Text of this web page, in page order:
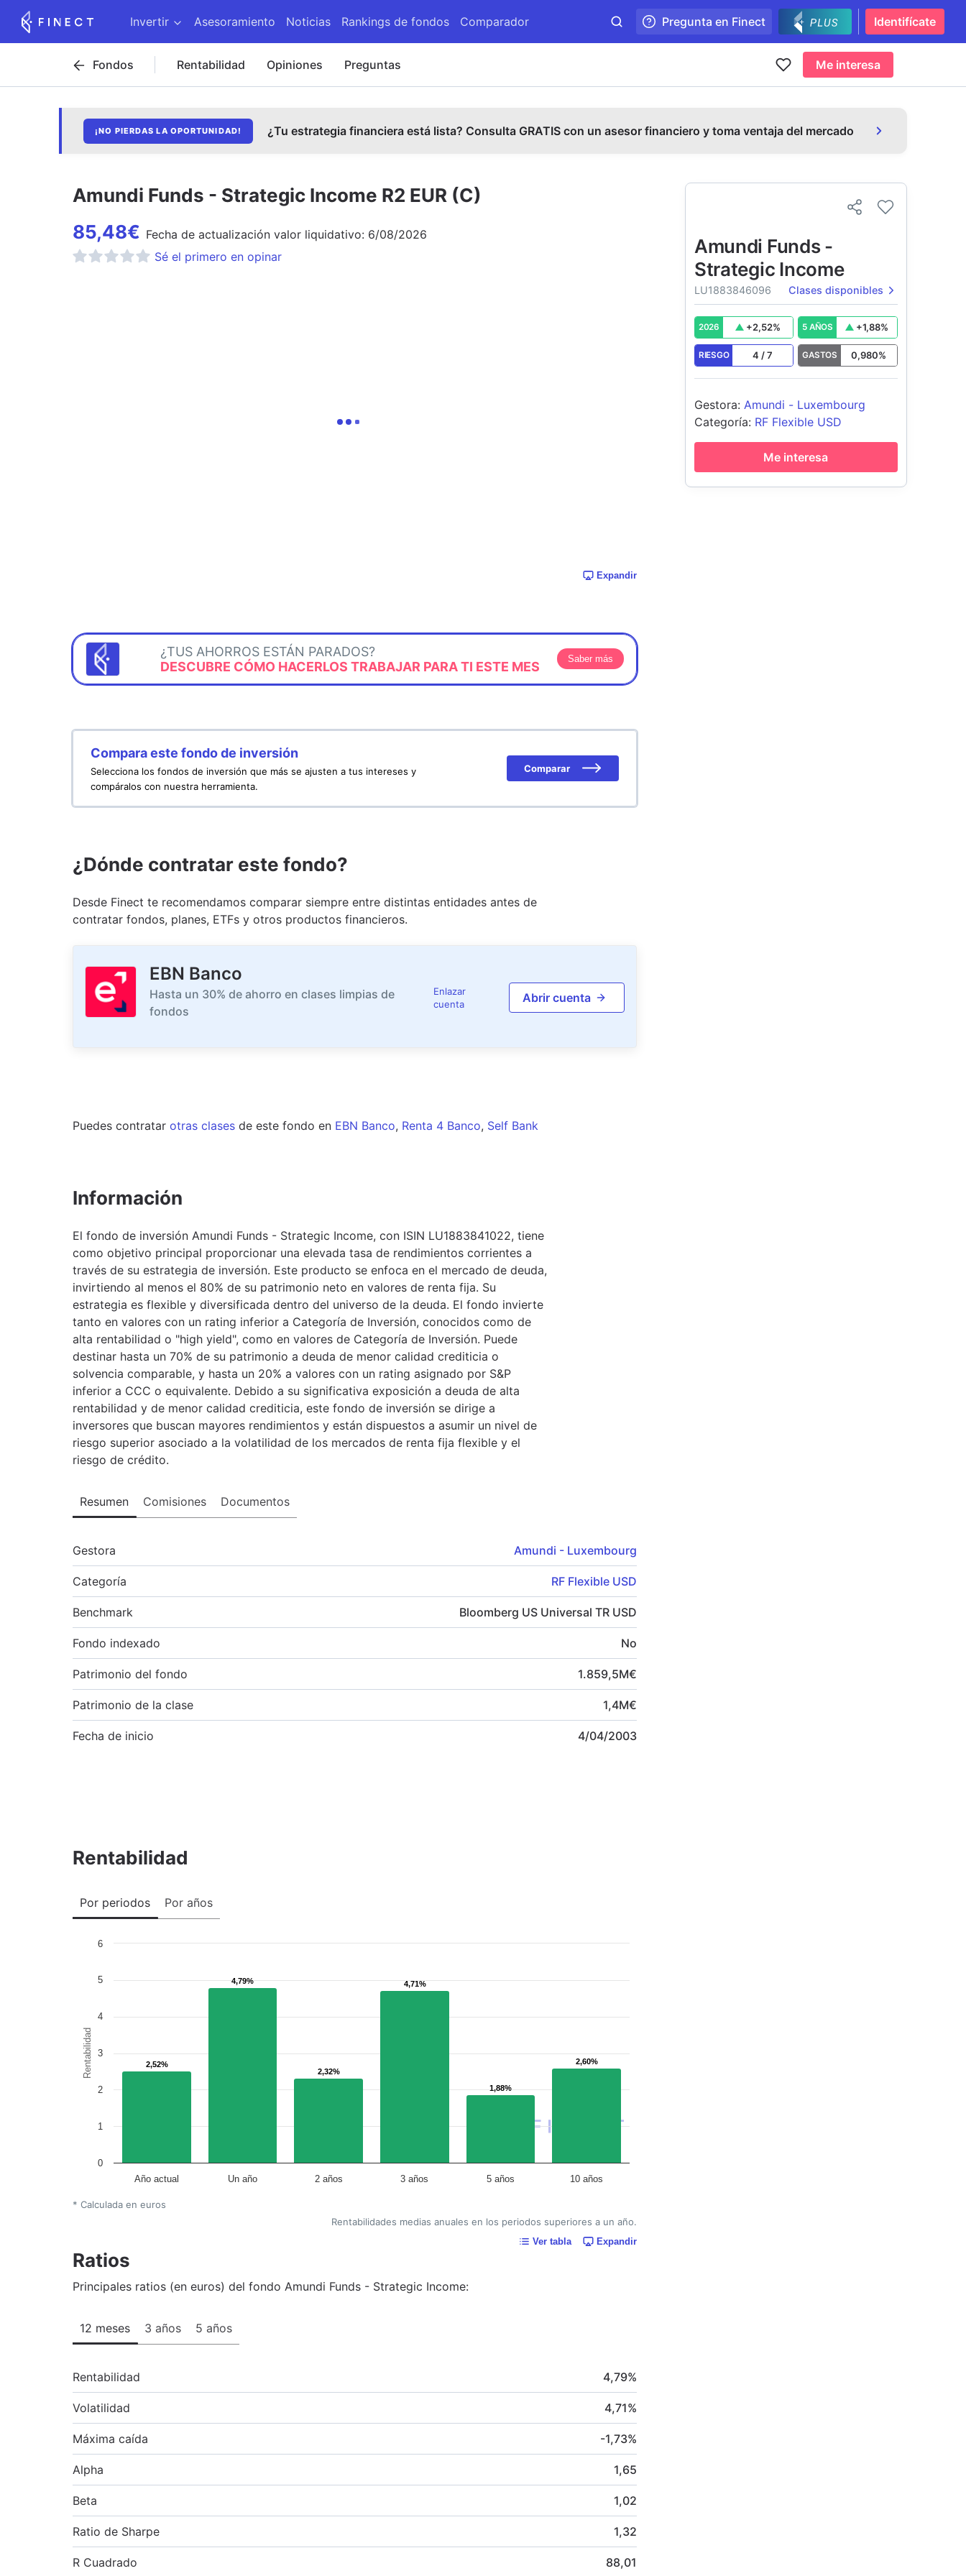
Invertir Asesoramiento Noticias Rankings de fondos Comparador Pregunta en Finect Identifícate
Fondos Rentabilidad Opiniones Preguntas Me interesa
¡NO PIERDAS LA OPORTUNIDAD! ¿Tu estrategia financiera está lista? Consulta GRATIS con un asesor financiero y toma ventaja del mercado
Amundi Funds - Strategic Income R2 EUR (C)
85,48€ Fecha de actualización valor liquidativo: 6/08/2026
Sé el primero en opinar
Expandir
¿TUS AHORROS ESTÁN PARADOS?
DESCUBRE CÓMO HACERLOS TRABAJAR PARA TI ESTE MES
Saber más
Compara este fondo de inversión
Selecciona los fondos de inversión que más se ajusten a tus intereses y
compáralos con nuestra herramienta.
Comparar
¿Dónde contratar este fondo?
Desde Finect te recomendamos comparar siempre entre distintas entidades antes de
contratar fondos, planes, ETFs y otros productos financieros.
EBN Banco
Hasta un 30% de ahorro en clases limpias de
fondos
Enlazar
cuenta
Abrir cuenta
Puedes contratar otras clases de este fondo en EBN Banco, Renta 4 Banco, Self Bank
Información
El fondo de inversión Amundi Funds - Strategic Income, con ISIN LU1883841022, tiene
como objetivo principal proporcionar una elevada tasa de rendimientos corrientes a
través de su estrategia de inversión. Este producto se enfoca en el mercado de deuda,
invirtiendo al menos el 80% de su patrimonio neto en valores de renta fija. Su
estrategia es flexible y diversificada dentro del universo de la deuda. El fondo invierte
tanto en valores con un rating inferior a Categoría de Inversión, conocidos como de
alta rentabilidad o "high yield", como en valores de Categoría de Inversión. Puede
destinar hasta un 70% de su patrimonio a deuda de menor calidad crediticia o
solvencia comparable, y hasta un 20% a valores con un rating asignado por S&P
inferior a CCC o equivalente. Debido a su significativa exposición a deuda de alta
rentabilidad y de menor calidad crediticia, este fondo de inversión se dirige a
inversores que buscan mayores rendimientos y están dispuestos a asumir un nivel de
riesgo superior asociado a la volatilidad de los mercados de renta fija flexible y el
riesgo de crédito.
Resumen Comisiones Documentos
Gestora Amundi - Luxembourg
Categoría RF Flexible USD
Benchmark Bloomberg US Universal TR USD
Fondo indexado No
Patrimonio del fondo 1.859,5M€
Patrimonio de la clase 1,4M€
Fecha de inicio 4/04/2003
Amundi Funds -
Strategic Income
LU1883846096 Clases disponibles
2026 +2,52% 5 AÑOS +1,88%
RIESGO 4 /7 GASTOS 0,980%
Gestora: Amundi - Luxembourg
Categoría: RF Flexible USD
Me interesa
Rentabilidad
Por periodos Por años
Rentabilidad 2,52%
2,52%
4,79%
4,79%
2,32%
2,32%
4,71%
4,71%
1,88%
1,88%
2,60%
2,60%
Año actual Un año 2 años 3 años 5 años 10 años
0
1
2
3
4
5
6
* Calculada en euros
Rentabilidades medias anuales en los periodos superiores a un año.
Ver tabla Expandir
Ratios
Principales ratios (en euros) del fondo Amundi Funds - Strategic Income:
12 meses 3 años 5 años
Rentabilidad 4,79%
Volatilidad 4,71%
Máxima caída -1,73%
Alpha 1,65
Beta 1,02
Ratio de Sharpe 1,32
R Cuadrado 88,01